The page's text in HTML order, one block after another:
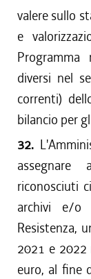
valere sullo
e
diversi nel
correnti)
bilancio per
32.
riconosciuti
archivi e/o
Resistenza,
2021 e
euro, al fine